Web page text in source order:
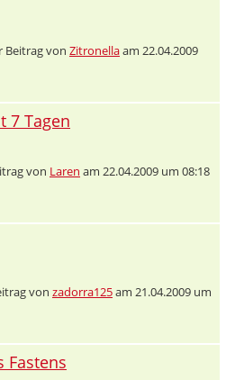
Beitrag von Zitronellaam 22.04.2009
7 Tagen
von Laren am 22.04.2009 um 08:18
von zadorra125am 21.04.2009 um
Fastens